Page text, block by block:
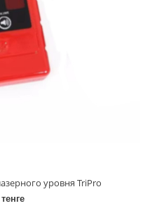
уровня TriPro